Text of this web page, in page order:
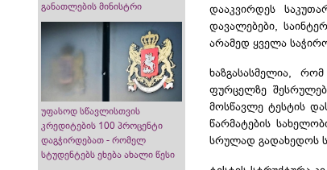
განათლების მინისტრი
უფასოდ სწავლისთვის
კრედიტების 100 პროცენტი
დაგჭირდებათ - რომელ
სტუდენტებს ეხება ახალი წესი
დააკვირდეს
დავალებები,
არამედ ყველა
ხაზგასასმელია,
ფურცელზე
მოსწავლე ტესტის
წარმატების
სრულად გადახედოს